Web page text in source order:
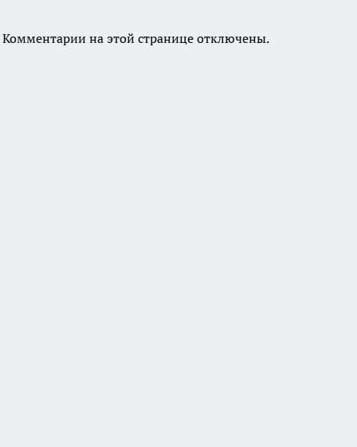
Комментарии на этой странице отключены.